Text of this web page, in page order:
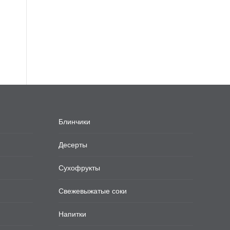
Блинчики
Десерты
Сухофрукты
Свежевыжатые соки
Напитки